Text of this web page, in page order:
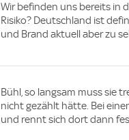
Wir befinden uns bereits in
Risiko? Deutschland ist
und Brand aktuell aber zu
Bühl, so langsam muss sie
nicht gezählt hätte. Bei
und rennt sich dort dann